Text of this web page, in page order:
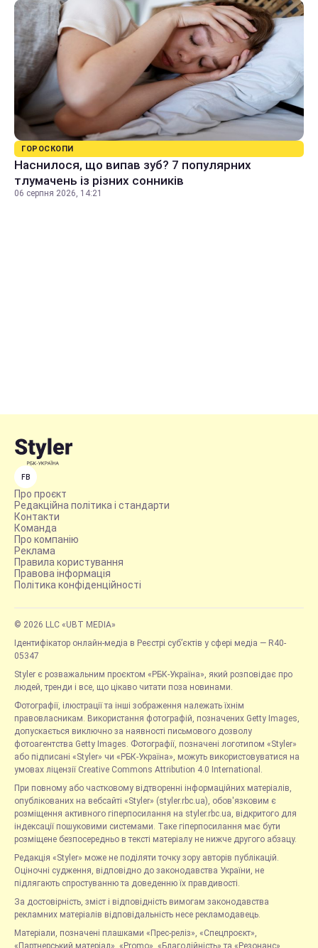
ГОРОСКОПИ
Наснилося, що випав зуб? 7 популярних
тлумачень із різних сонників
06 серпня 2026, 14:21
FB
Про проєкт
Редакційна політика і стандарти
Контакти
Команда
Про компанію
Реклама
Правила користування
Правова інформація
Політика конфіденційності
© 2026 LLC «UBT MEDIA»
Ідентифікатор онлайн-медіа в Реєстрі суб’єктів у сфері медіа — R40-
05347
Styler є розважальним проєктом «РБК-Україна», який розповідає про
людей, тренди і все, що цікаво читати поза новинами.
Фотографії, ілюстрації та інші зображення належать їхнім
правовласникам. Використання фотографій, позначених Getty Images,
допускається виключно за наявності письмового дозволу
фотоагентства Getty Images. Фотографії, позначені логотипом «Styler»
або підписані «Styler» чи «РБК-Україна», можуть використовуватися на
умовах ліцензії Creative Commons Attribution 4.0 International.
При повному або частковому відтворенні інформаційних матеріалів,
опублікованих на вебсайті «Styler» (styler.rbc.ua), обов'язковим є
розміщення активного гіперпосилання на styler.rbc.ua, відкритого для
індексації пошуковими системами. Таке гіперпосилання має бути
розміщене безпосередньо в тексті матеріалу не нижче другого абзацу.
Редакція «Styler» може не поділяти точку зору авторів публікацій.
Оціночні судження, відповідно до законодавства України, не
підлягають спростуванню та доведенню їх правдивості.
За достовірність, зміст і відповідність вимогам законодавства
рекламних матеріалів відповідальність несе рекламодавець.
Матеріали, позначені плашками «Прес-реліз», «Спецпроєкт»,